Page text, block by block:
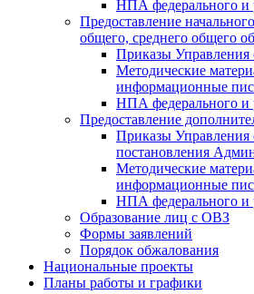
НПА федерального и
Предоставление
общего, среднего общего
Приказы Управления
Методические
информационные
НПА федерального и
Предоставление
Приказы Управления
постановления
Методические
информационные
НПА федерального и
Образование лиц с ОВЗ
Формы заявлений
Порядок обжалования
Национальные проекты
Планы работы и графики